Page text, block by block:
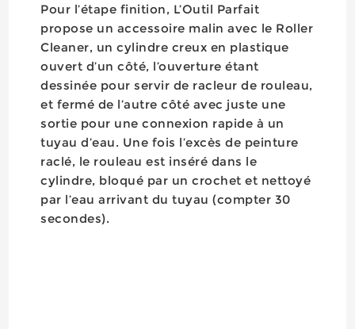
Pour l’étape finition, L’Outil Parfait
propose un accessoire malin avec le Roller
Cleaner, un cylindre creux en plastique
ouvert d’un côté, l’ouverture étant
dessinée pour servir de racleur de rouleau,
et fermé de l’autre côté avec juste une
sortie pour une connexion rapide à un
tuyau d’eau. Une fois l’excès de peinture
raclé, le rouleau est inséré dans le
cylindre, bloqué par un crochet et nettoyé
par l’eau arrivant du tuyau (compter 30
secondes).